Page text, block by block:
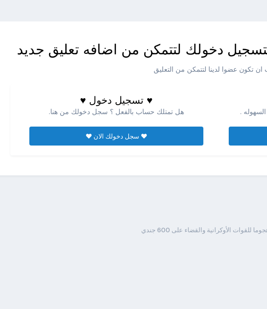
دخولك لتتمكن من اضافه تعليق جديد
تكون عضوا لدينا لتتمكن من التعليق
.
♥ تسجيل دخول ♥
هل تمتلك حساب بالفعل ؟ سجل دخولك من هنا.
♥ سجل دخولك الان ♥